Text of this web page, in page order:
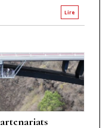
Lire